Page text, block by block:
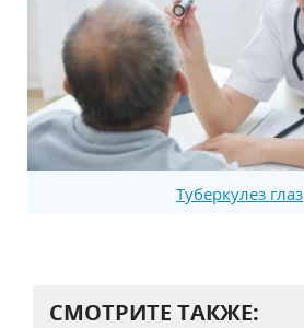
Туберкулез глаз
СМОТРИТЕ ТАКЖЕ: